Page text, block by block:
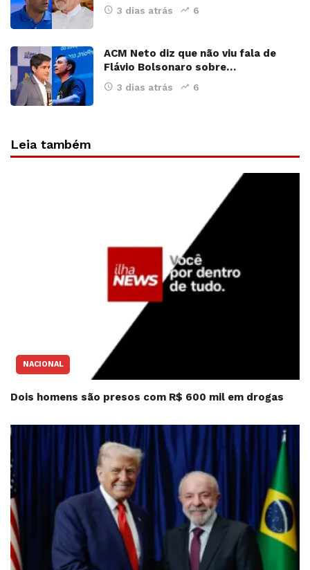
3 dias atrás 6
ACM Neto diz que não viu fala de
Flávio Bolsonaro sobre…
3 dias atrás 6
Leia também
NACIONAL
Dois homens são presos com R$ 600 mil em drogas